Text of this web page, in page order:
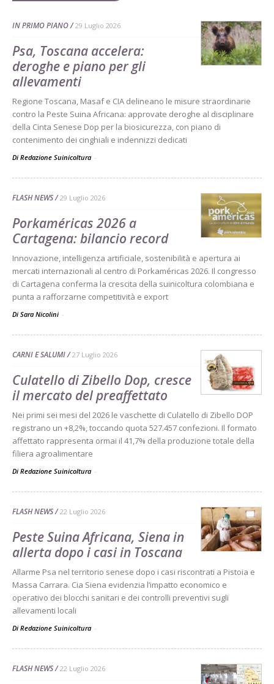
IN PRIMO PIANO 29 Luglio 2026
Psa, Toscana accelera:
deroghe e piano per gli
allevamenti
Regione Toscana, Masaf e CIA delineano le misure straordinarie
contro la Peste Suina Africana: approvate deroghe al disciplinare
della Cinta Senese Dop per la biosicurezza, con piano di
contenimento dei cinghiali e indennizzi dedicati
Di Redazione Suinicoltura -
FLASH NEWS 29 Luglio 2026
Porkaméricas 2026 a
Cartagena: bilancio record
Innovazione, intelligenza artificiale, sostenibilità e apertura ai
mercati internazionali al centro di Porkaméricas 2026. Il congresso
di Cartagena conferma la crescita della suinicoltura colombiana e
punta a rafforzarne competitività e export
Di Sara Nicolini -
CARNI E SALUMI 27 Luglio 2026
Culatello di Zibello Dop, cresce
il mercato del preaffettato
Nei primi sei mesi del 2026 le vaschette di Culatello di Zibello DOP
registrano un +8,2%, toccando quota 527.457 confezioni. Il formato
affettato rappresenta ormai il 41,7% della produzione totale della
filiera agroalimentare
Di Redazione Suinicoltura -
FLASH NEWS 22 Luglio 2026
Peste Suina Africana, Siena in
allerta dopo i casi in Toscana
Allarme Psa nel territorio senese dopo i casi riscontrati a Pistoia e
Massa Carrara. Cia Siena evidenzia l’impatto economico e
operativo dei blocchi sanitari e dei controlli preventivi sugli
allevamenti locali
Di Redazione Suinicoltura -
FLASH NEWS 22 Luglio 2026